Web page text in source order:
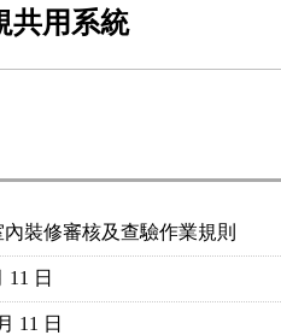
共用系統
裝修審核及查驗作業規則
11 日
11 日